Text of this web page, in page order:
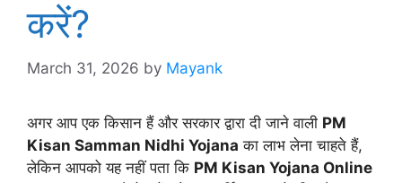
करें?
March 31, 2026 by Mayank
अगर आप एक किसान हैं और सरकार द्वारा दी जाने वाली PM
Kisan Samman Nidhi Yojana का लाभ लेना चाहते हैं,
लेकिन आपको यह नहीं पता कि PM Kisan Yojana Online